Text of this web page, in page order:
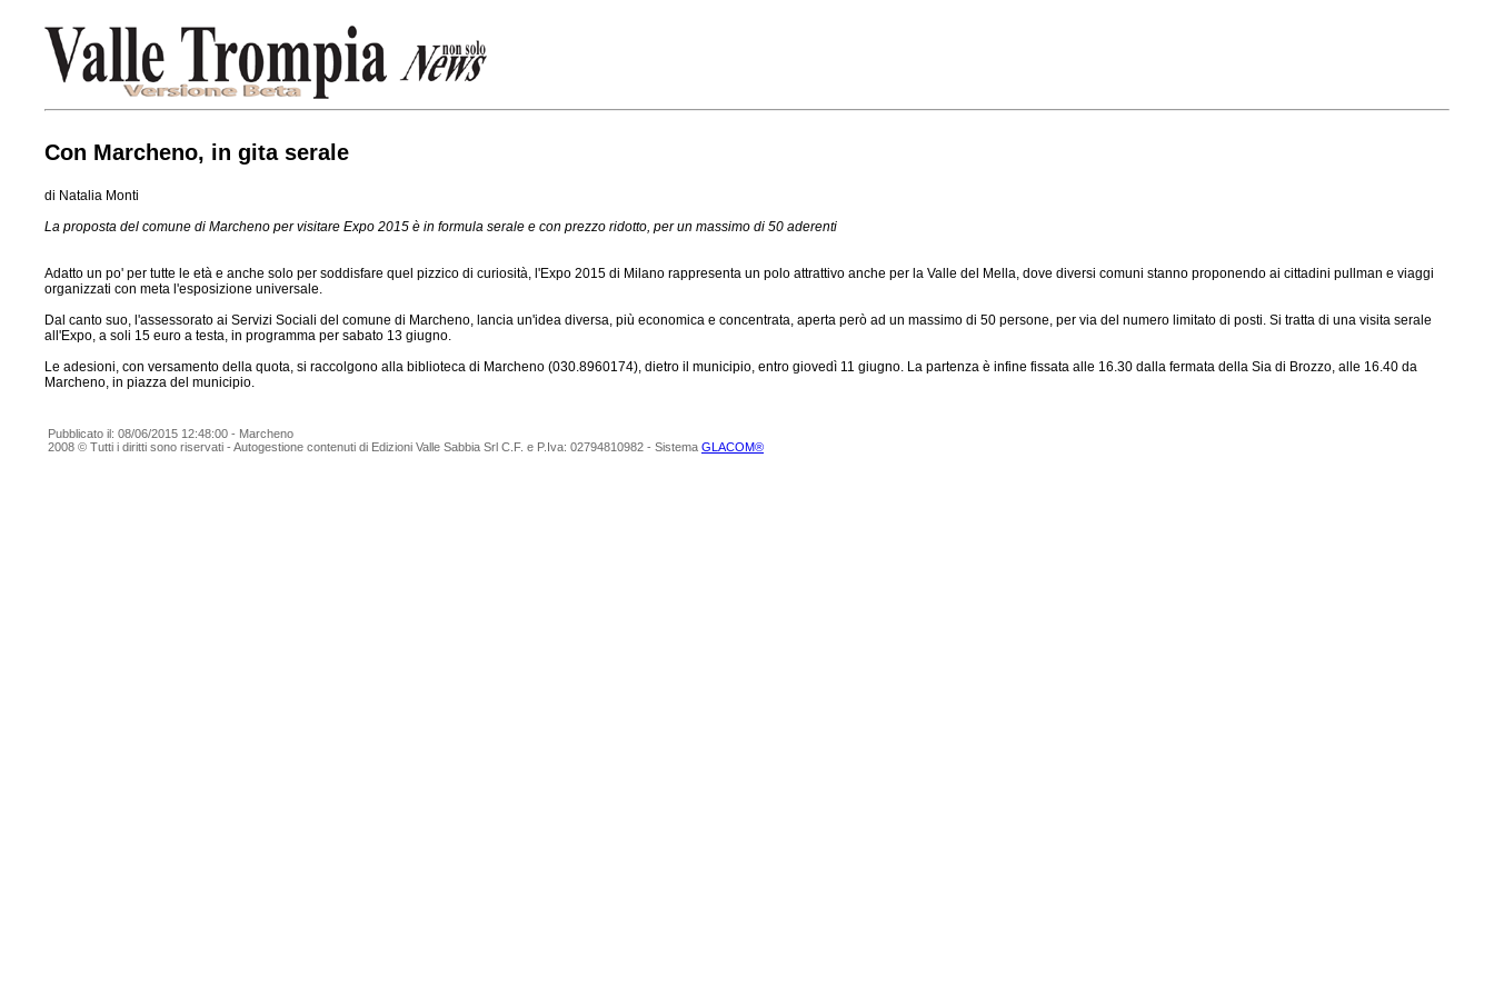
Con Marcheno, in gita serale
di Natalia Monti
La proposta del comune di Marcheno per visitare Expo 2015 è in formula serale e con prezzo ridotto, per un massimo di 50 aderenti
Adatto un po' per tutte le età e anche solo per soddisfare quel pizzico di curiosità, l'Expo 2015 di Milano rappresenta un polo attrattivo anche per la Valle del Mella, dove diversi comuni stanno proponendo ai cittadini pullman e viaggi
organizzati con meta l'esposizione universale.
Dal canto suo, l'assessorato ai Servizi Sociali del comune di Marcheno, lancia un'idea diversa, più economica e concentrata, aperta però ad un massimo di 50 persone, per via del numero limitato di posti. Si tratta di una visita serale
all'Expo, a soli 15 euro a testa, in programma per sabato 13 giugno.
Le adesioni, con versamento della quota, si raccolgono alla biblioteca di Marcheno (030.8960174), dietro il municipio, entro giovedì 11 giugno. La partenza è infine fissata alle 16.30 dalla fermata della Sia di Brozzo, alle 16.40 da
Marcheno, in piazza del municipio.
Pubblicato il: 08/06/2015 12:48:00 - Marcheno
2008 © Tutti i diritti sono riservati - Autogestione contenuti di Edizioni Valle Sabbia Srl C.F. e P.Iva: 02794810982 - Sistema GLACOM®